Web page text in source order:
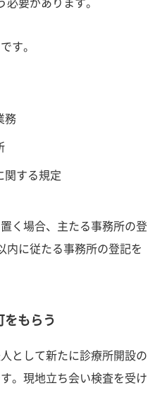
要があります。
す。
務
関する規定
く場合、主たる事務所の登
内に従たる事務所の登記を
をもらう
として新たに診療所開設の
。現地立ち会い検査を受け